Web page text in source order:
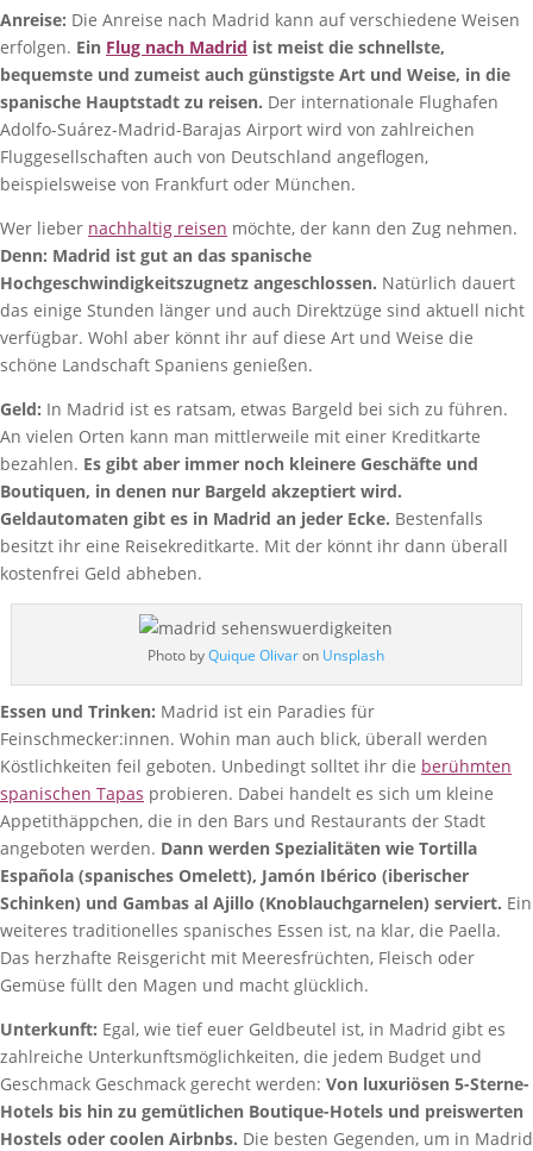
Anreise: Die Anreise nach Madrid kann auf verschiedene Weisen
erfolgen. Ein Flug nach Madrid ist meist die schnellste,
bequemste und zumeist auch günstigste Art und Weise, in die
spanische Hauptstadt zu reisen. Der internationale Flughafen
Adolfo-Suárez-Madrid-Barajas Airport wird von zahlreichen
Fluggesellschaften auch von Deutschland angeflogen,
beispielsweise von Frankfurt oder München.
Wer lieber nachhaltig reisen möchte, der kann den Zug nehmen.
Denn: Madrid ist gut an das spanische
Hochgeschwindigkeitszugnetz angeschlossen. Natürlich dauert
das einige Stunden länger und auch Direktzüge sind aktuell nicht
verfügbar. Wohl aber könnt ihr auf diese Art und Weise die
schöne Landschaft Spaniens genießen.
Geld: In Madrid ist es ratsam, etwas Bargeld bei sich zu führen.
An vielen Orten kann man mittlerweile mit einer Kreditkarte
bezahlen. Es gibt aber immer noch kleinere Geschäfte und
Boutiquen, in denen nur Bargeld akzeptiert wird.
Geldautomaten gibt es in Madrid an jeder Ecke. Bestenfalls
besitzt ihr eine Reisekreditkarte. Mit der könnt ihr dann überall
kostenfrei Geld abheben.
Photo byQuique Olivaron Unsplash
Essen und Trinken: Madrid ist ein Paradies für
Feinschmecker:innen. Wohin man auch blick, überall werden
Köstlichkeiten feil geboten. Unbedingt solltet ihr die berühmten
spanischen Tapas probieren. Dabei handelt es sich um kleine
Appetithäppchen, die in den Bars und Restaurants der Stadt
angeboten werden. Dann werden Spezialitäten wie Tortilla
Española (spanisches Omelett), Jamón Ibérico (iberischer
Schinken) und Gambas al Ajillo (Knoblauchgarnelen) serviert. Ein
weiteres traditionelles spanisches Essen ist, na klar, die Paella.
Das herzhafte Reisgericht mit Meeresfrüchten, Fleisch oder
Gemüse füllt den Magen und macht glücklich.
Unterkunft: Egal, wie tief euer Geldbeutel ist, in Madrid gibt es
zahlreiche Unterkunftsmöglichkeiten, die jedem Budget und
Geschmack Geschmack gerecht werden: Von luxuriösen 5-Sterne-
Hotels bis hin zu gemütlichen Boutique-Hotels und preiswerten
Hostels oder coolen Airbnbs. Die besten Gegenden, um in Madrid